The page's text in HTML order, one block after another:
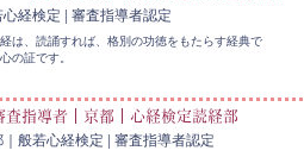
経検定 | 審査指導者認定
は、読誦すれば、格別の功徳をもたらす経典で
の証です。
指導者｜京都｜心経検定読経部
般若心経検定 | 審査指導者認定